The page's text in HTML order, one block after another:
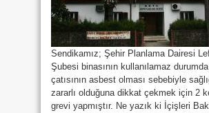
Sendikamız; Şehir Planlama Dairesi
Şubesi binasının kullanılamaz
çatısının asbest olması sebebiyle
zararlı olduğuna dikkat çekmek için 2
grevi yapmıştır. Ne yazık ki İçişleri